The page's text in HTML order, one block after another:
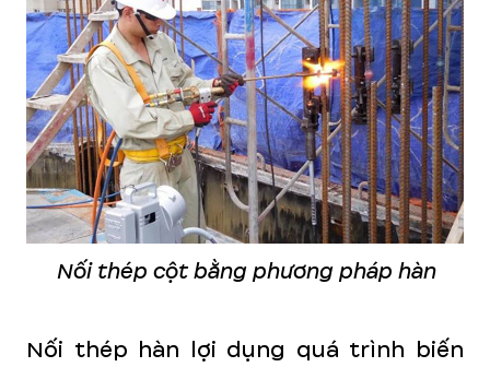
Nối thép cột bằng phương pháp hàn
Nối thép hàn lợi dụng quá trình biến